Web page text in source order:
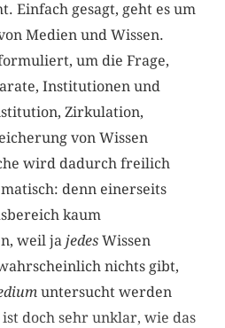
Einfach gesagt, geht es um
Medien und Wissen.
um die Frage,
Institutionen und
Zirkulation,
von Wissen
wird dadurch freilich
denn einerseits
kaum
weil jajedesWissen
nichts gibt,
untersucht werden
doch sehr unklar, wie das